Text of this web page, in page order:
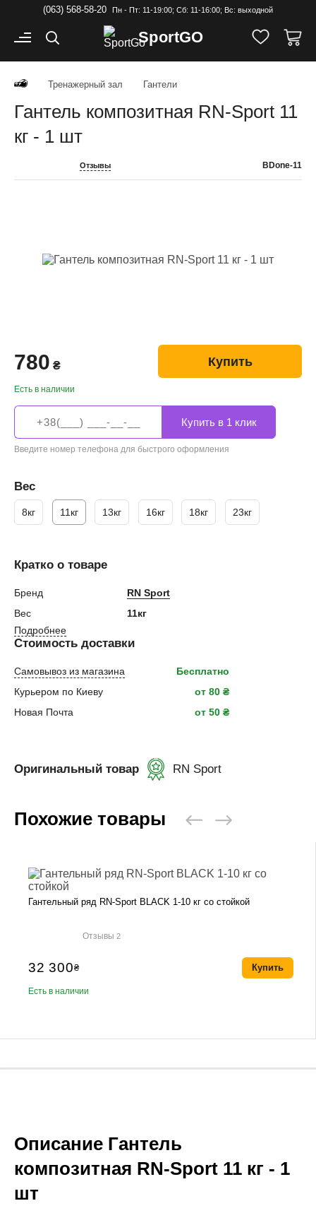
(063) 568-58-20 Пн - Пт: 11-19:00; Cб: 11-16:00; Вс: выходной
SportGO
Тренажерный зал Гантели
Гантель композитная RN-Sport 11
кг - 1 шт
Отзывы BDone-11
780 ₴
Есть в наличии
Купить
Введите номер телефона для быстрого оформления
Вес
8кг 11кг 13кг 16кг 18кг 23кг
Кратко о товаре
Бренд
RN Sport
Вес
11кг
Подробнее
Стоимость доставки
Самовывоз из магазина
Бесплатно
Курьером по Киеву
от 80 ₴
Новая Почта
от 50 ₴
Оригинальный товар RN Sport
Похожие товары
Гантельный ряд RN-Sport BLACK 1-10 кг со стойкой
Отзывы2
32 300₴
Есть в наличии
Купить
Описание Гантель
композитная RN-Sport 11 кг - 1
шт